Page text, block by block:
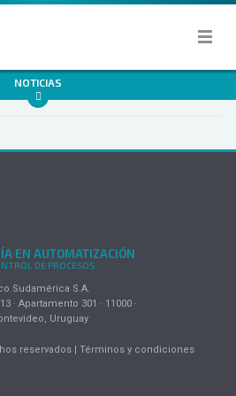
NOTICIAS
EN AUTOMATIZACIÓN
DE PROCESOS
Sudamérica S.A.
· Apartamento 301 · 11000 ·
Uruguay
reservados | Términos y condiciones